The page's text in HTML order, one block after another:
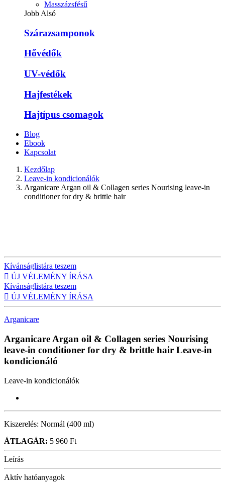
Masszázsfésű
Jobb Alsó
Szárazsamponok
Hővédők
UV-védők
Hajfestékek
Hajtípus csomagok
Blog
Ebook
Kapcsolat
Kezdőlap
Leave-in kondicionálók
Arganicare Argan oil & Collagen series Nourising leave-in
conditioner for dry & brittle hair
Kívánságlistára teszem
 ÚJ VÉLEMÉNY ÍRÁSA
Kívánságlistára teszem
 ÚJ VÉLEMÉNY ÍRÁSA
Arganicare
Arganicare Argan oil & Collagen series Nourising
leave-in conditioner for dry & brittle hair Leave-in
kondicionáló
Leave-in kondicionálók
Kiszerelés: Normál (400 ml)
ÁTLAGÁR: 5 960 Ft
Leírás
Aktív hatóanyagok